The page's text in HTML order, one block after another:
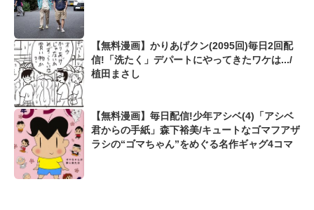
【無料漫画】かりあげクン(2095回)毎日2回配
信!「洗たく」デパートにやってきたワケは.../
植田まさし
【無料漫画】毎日配信!少年アシベ(4)「アシベ
君からの手紙」森下裕美/キュートなゴマフアザ
ラシの“ゴマちゃん”をめぐる名作ギャグ4コマ